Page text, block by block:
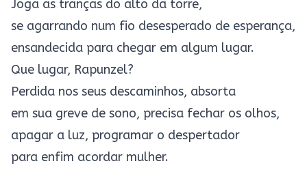
Joga as tranças do alto da torre,
se agarrando num fio desesperado de esperança,
ensandecida para chegar em algum lugar.
Que lugar, Rapunzel?
Perdida nos seus descaminhos, absorta
em sua greve de sono, precisa fechar os olhos,
apagar a luz, programar o despertador
para enfim acordar mulher.